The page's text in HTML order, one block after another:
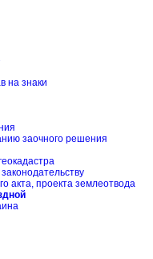
на знаки
заочного решения
акта, проекта землеотвода